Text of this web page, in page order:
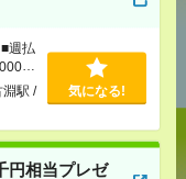
週払
円
淵駅 /
気になる!
円相当プレゼ
お散歩付き添